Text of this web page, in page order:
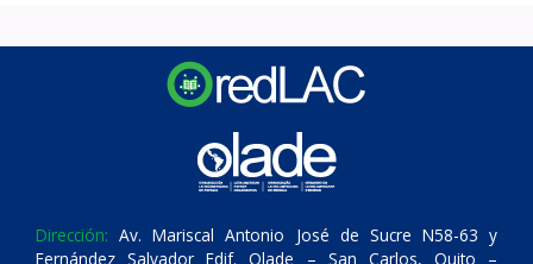
Dirección: Av. Mariscal Antonio José de Sucre N58-63 y
Fernández Salvador Edif. Olade – San Carlos, Quito –